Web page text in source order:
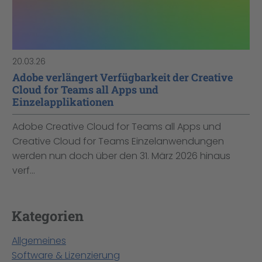
20.03.26
Adobe verlängert Verfügbarkeit der Creative
Cloud for Teams all Apps und
Einzelapplikationen
Adobe Creative Cloud for Teams all Apps und
Creative Cloud for Teams Einzelanwendungen
werden nun doch über den 31. März 2026 hinaus
verf...
Kategorien
Allgemeines
Software & Lizenzierung